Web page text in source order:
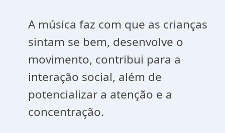
A música faz com que as crianças
sintam se bem, desenvolve o
movimento, contribui para a
interação social, além de
potencializar a atenção e a
concentração.